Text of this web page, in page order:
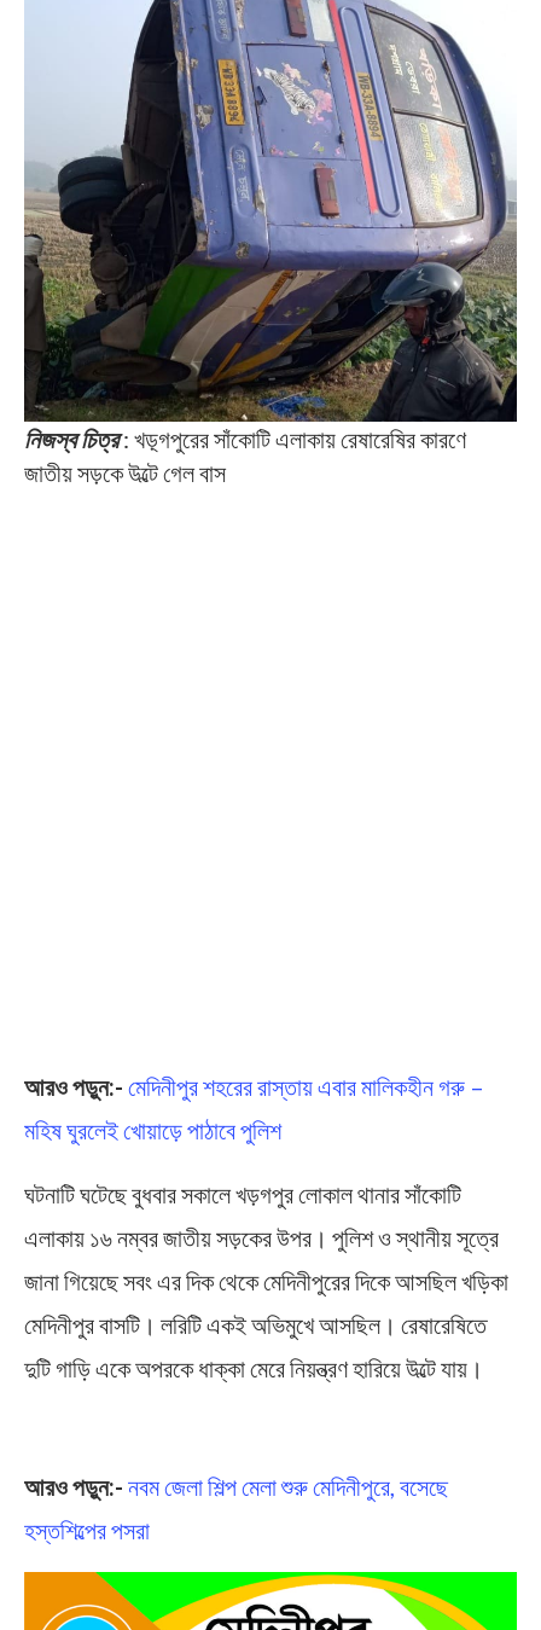
নিজস্ব চিত্র: খড়্গপুরের সাঁকোটি এলাকায় রেষারেষির কারণে
জাতীয় সড়কে উল্টে গেল বাস
আরও পড়ুন:- মেদিনীপুর শহরের রাস্তায় এবার মালিকহীন গরু –
মহিষ ঘুরলেই খোয়াড়ে পাঠাবে পুলিশ
ঘটনাটি ঘটেছে বুধবার সকালে খড়গপুর লোকাল থানার সাঁকোটি
এলাকায় ১৬ নম্বর জাতীয় সড়কের উপর। পুলিশ ও স্থানীয় সূত্রে
জানা গিয়েছে সবং এর দিক থেকে মেদিনীপুরের দিকে আসছিল খড়িকা
মেদিনীপুর বাসটি। লরিটি একই অভিমুখে আসছিল। রেষারেষিতে
দুটি গাড়ি একে অপরকে ধাক্কা মেরে নিয়ন্ত্রণ হারিয়ে উল্টে যায়।
আরও পড়ুন:- নবম জেলা শিল্প মেলা শুরু মেদিনীপুরে, বসেছে
হস্তশিল্পের পসরা